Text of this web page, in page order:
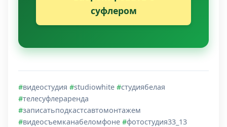
суфлером
#видеостудия #studiowhite #студиябелая
#телесуфлераренда
#записатьподкастсавтомонтажем
#видеосъемканабеломфоне #фотостудия33_13